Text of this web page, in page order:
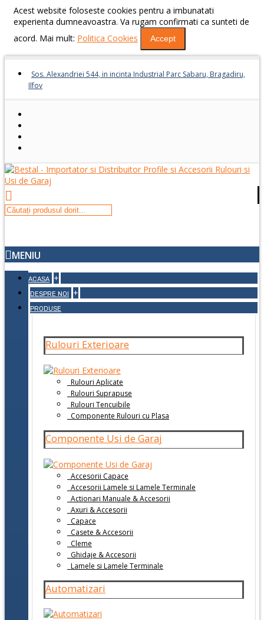
Acest website foloseste cookies pentru a imbunatati
experienta dumneavoastra. Va rugam confirmati ca sunteti de
acord. Mai mult: Politica Cookies Accept
Sos. Alexandriei 544, in incinta Industrial Parc Sabaru, Bragadiru,
Ilfov
MENIU
ACASA +
DESPRE NOI +
PRODUSE
Rulouri Exterioare
Rulouri Aplicate
Rulouri Suprapuse
Rulouri Tencuibile
Componente Rulouri cu Plasa
Componente Usi de Garaj
Accesorii Capace
Accesorii Lamele si Lamele Terminale
Actionari Manuale & Accesorii
Axuri & Accesorii
Capace
Casete & Accesorii
Cleme
Ghidaje & Accesorii
Lamele si Lamele Terminale
Automatizari